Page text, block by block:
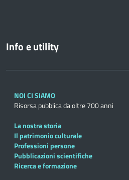
Info e utility
NOI CI SIAMO
Risorsa pubblica da oltre 700 anni
La nostra storia
Il patrimonio culturale
Professioni persone
Pubblicazioni scientifiche
Ricerca e formazione